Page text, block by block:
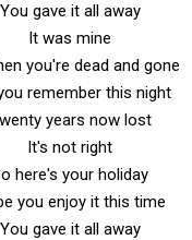
You gave it all away
It was mine
you're dead and gone
remember this night
years now lost
It's not right
here's your holiday
you enjoy it this time
You gave it all away